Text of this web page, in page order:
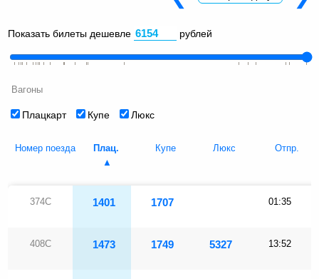
Показать билеты дешевле рублей
Вагоны
Плацкарт Купе Люкс
Номер поезда Плац. Купе Люкс Отпр.
374С 1401 1707 01:35
408С 1473 1749 5327 13:52